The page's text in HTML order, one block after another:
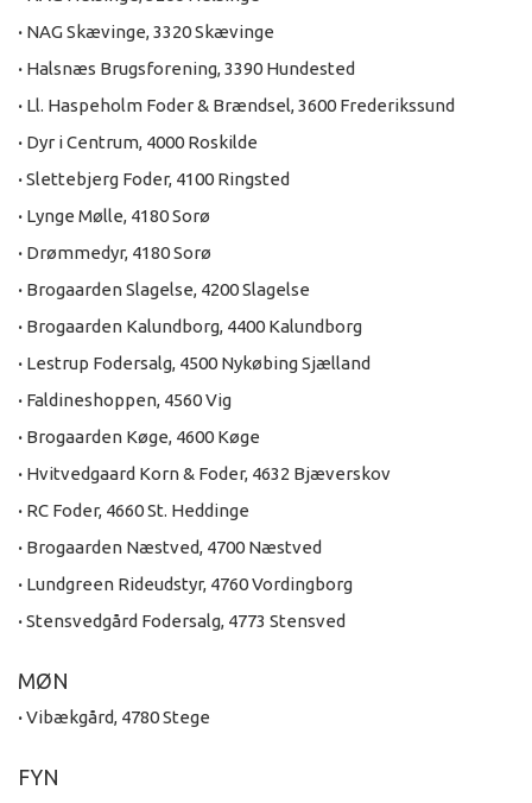
· NAG Skævinge, 3320 Skævinge
· Halsnæs Brugsforening, 3390 Hundested
· Ll. Haspeholm Foder & Brændsel, 3600 Frederikssund
· Dyr i Centrum, 4000 Roskilde
·Slettebjerg Foder, 4100 Ringsted
· Lynge Mølle, 4180 Sorø
· Drømmedyr, 4180 Sorø
· Brogaarden Slagelse, 4200 Slagelse
· Brogaarden Kalundborg, 4400 Kalundborg
· Lestrup Fodersalg, 4500 Nykøbing Sjælland
· Faldineshoppen, 4560 Vig
· Brogaarden Køge, 4600 Køge
· Hvitvedgaard Korn & Foder, 4632 Bjæverskov
· RC Foder, 4660 St. Heddinge
· Brogaarden Næstved, 4700 Næstved
· Lundgreen Rideudstyr, 4760 Vordingborg
·Stensvedgård Fodersalg, 4773 Stensved
MØN
·Vibækgård, 4780 Stege
FYN